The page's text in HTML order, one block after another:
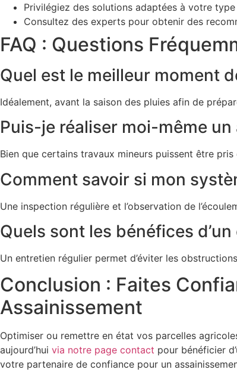
Privilégiez des solutions adaptées à votre
Consultez des experts pour obtenir des
FAQ : Questions
Quel est le meilleur moment
Idéalement, avant la saison des pluies afin de
Puis-je réaliser moi-même
Bien que certains travaux mineurs puissent être
Comment savoir si mon
Une inspection régulière et l’observation de
Quels sont les bénéfices
Un entretien régulier permet d’éviter les
Conclusion : Faites
Assainissement
Optimiser ou remettre en état vos parcelles
aujourd’hui via notre page contact pour bénéficier
votre partenaire de confiance pour un